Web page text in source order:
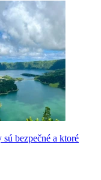
bezpečné a ktoré